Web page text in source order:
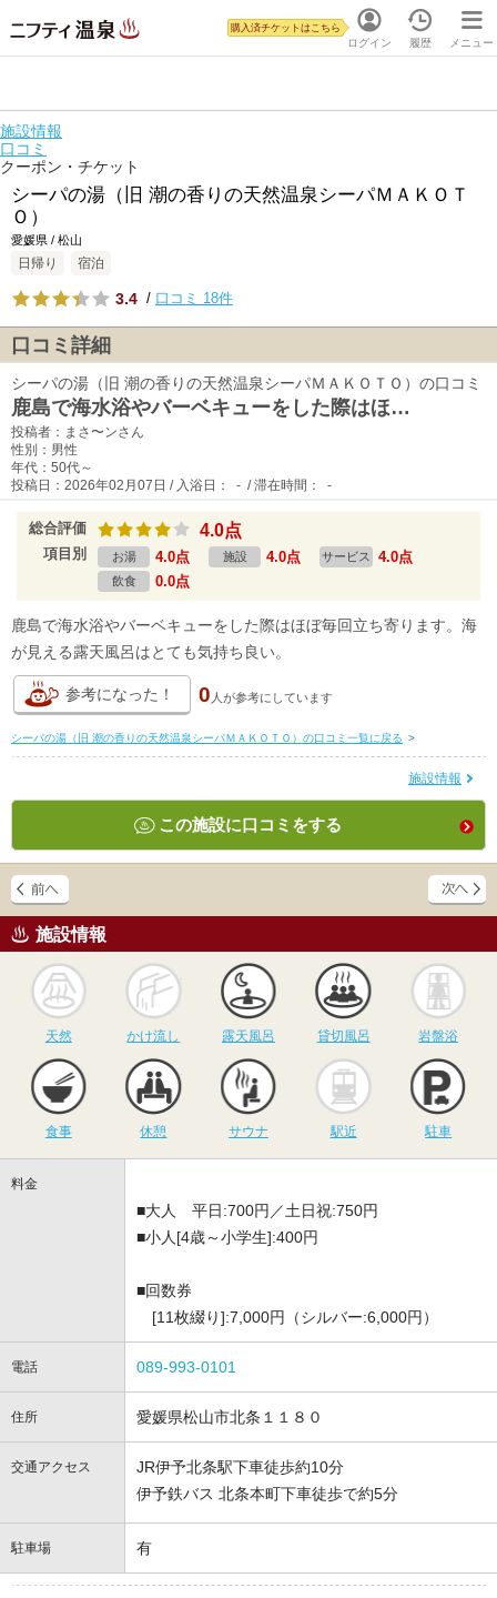
ログイン
購入済チケットはこちら
履歴 メニュー
施設情報
口コミ
クーポン・チケット
シーパの湯（旧 潮の香りの天然温泉シーパＭＡＫＯＴ
Ｏ）
愛媛県 / 松山
日帰り 宿泊
3.4 / 口コミ 18件
口コミ詳細
シーパの湯（旧 潮の香りの天然温泉シーパＭＡＫＯＴＯ）の口コミ
鹿島で海水浴やバーベキューをした際はほ…
投稿者：まさ〜ンさん
性別：男性
年代：50代～
投稿日：2026年02月07日 / 入浴日： - / 滞在時間： -
総合評価 4.0点
項目別 お湯 4.0点 施設 4.0点 サービス 4.0点
飲食 0.0点
鹿島で海水浴やバーベキューをした際はほぼ毎回立ち寄ります。海
が見える露天風呂はとても気持ち良い。
参考になった！ 0 人が参考にしています
シーパの湯（旧 潮の香りの天然温泉シーパＭＡＫＯＴＯ）の口コミ一覧に戻る >
施設情報
この施設に口コミをする
施設情報
天然
かけ流し
かけ流し
露天風呂
露天風呂
貸切風呂
貸切風呂 岩盤浴
食事 休憩
サウナ
サウナ 駅近 駐車
料金
■大人 平日:700円／土日祝:750円
■小人[4歳～小学生]:400円
■回数券
[11枚綴り]:7,000円（シルバー:6,000円）
電話 089-993-0101
住所 愛媛県松山市北条１１８０
交通アクセス
JR伊予北条駅下車徒歩約10分
伊予鉄バス 北条本町下車徒歩で約5分
駐車場 有